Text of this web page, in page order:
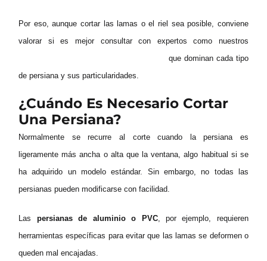
Por eso, aunque cortar las lamas o el riel sea posible, conviene
valorar si es mejor consultar con expertos como nuestros
que dominan cada tipo
de persiana y sus particularidades.
¿Cuándo Es Necesario Cortar
Una Persiana?
Normalmente se recurre al corte cuando la persiana es
ligeramente más ancha o alta que la ventana, algo habitual si se
ha adquirido un modelo estándar. Sin embargo, no todas las
persianas pueden modificarse con facilidad.
Las persianas de aluminio o PVC, por ejemplo, requieren
herramientas específicas para evitar que las lamas se deformen o
queden mal encajadas.